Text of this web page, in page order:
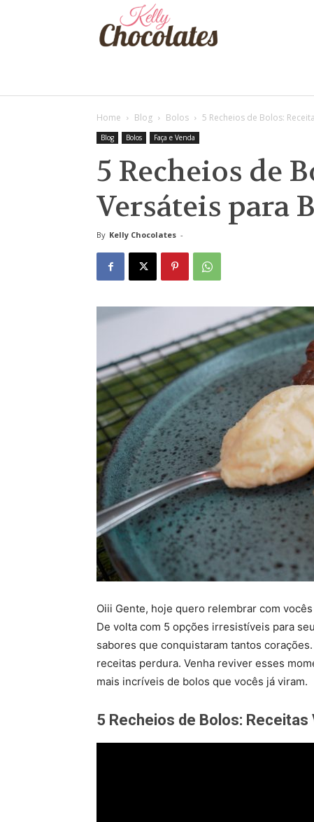
Home Blog Bolos 5 Recheios de Bolos:
Blog Bolos Faça e Venda
5 Recheios de
Versáteis para
By Kelly Chocolates -
Oiii Gente, hoje quero relembrar com
De volta com 5 opções irresistíveis para
sabores que conquistaram tantos
receitas perdura. Venha reviver esses
mais incríveis de bolos que vocês já viram.
5 Recheios de Bolos: